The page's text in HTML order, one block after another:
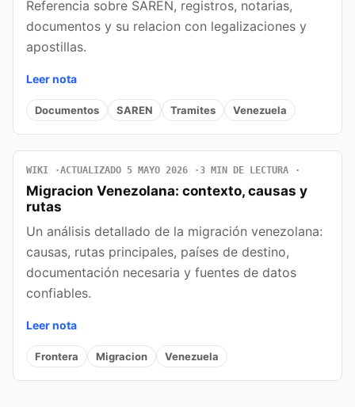
Referencia sobre SAREN, registros, notarias,
documentos y su relacion con legalizaciones y
apostillas.
Leer nota
Documentos SAREN Tramites Venezuela
WIKI ACTUALIZADO 5 MAYO 2026 3 MIN DE LECTURA
Migracion Venezolana: contexto, causas y
rutas
Un análisis detallado de la migración venezolana:
causas, rutas principales, países de destino,
documentación necesaria y fuentes de datos
confiables.
Leer nota
Frontera Migracion Venezuela